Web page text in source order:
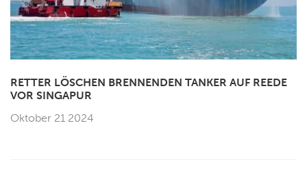
RETTER LÖSCHEN BRENNENDEN TANKER AUF REEDE
VOR SINGAPUR
Oktober 21 2024